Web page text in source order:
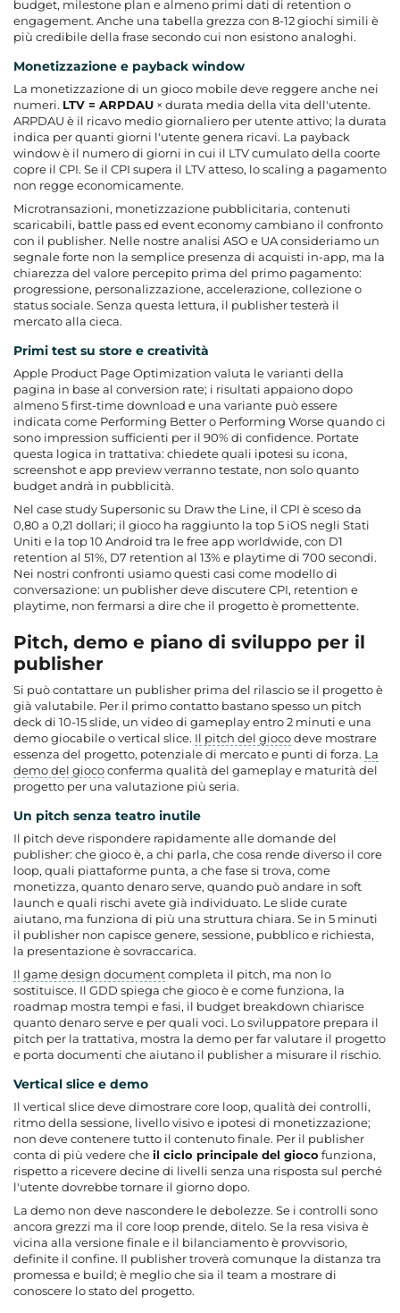
budget, milestone plan e almeno primi dati di retention o
engagement. Anche una tabella grezza con 8-12 giochi simili è
più credibile della frase secondo cui non esistono analoghi.
Monetizzazione e payback window
La monetizzazione di un gioco mobile deve reggere anche nei
numeri. LTV = ARPDAU × durata media della vita dell'utente.
ARPDAU è il ricavo medio giornaliero per utente attivo; la durata
indica per quanti giorni l'utente genera ricavi. La payback
window è il numero di giorni in cui il LTV cumulato della coorte
copre il CPI. Se il CPI supera il LTV atteso, lo scaling a pagamento
non regge economicamente.
Microtransazioni, monetizzazione pubblicitaria, contenuti
scaricabili, battle pass ed event economy cambiano il confronto
con il publisher. Nelle nostre analisi ASO e UA consideriamo un
segnale forte non la semplice presenza di acquisti in-app, ma la
chiarezza del valore percepito prima del primo pagamento:
progressione, personalizzazione, accelerazione, collezione o
status sociale. Senza questa lettura, il publisher testerà il
mercato alla cieca.
Primi test su store e creatività
Apple Product Page Optimization valuta le varianti della
pagina in base al conversion rate; i risultati appaiono dopo
almeno 5 first-time download e una variante può essere
indicata come Performing Better o Performing Worse quando ci
sono impression sufficienti per il 90% di confidence. Portate
questa logica in trattativa: chiedete quali ipotesi su icona,
screenshot e app preview verranno testate, non solo quanto
budget andrà in pubblicità.
Nel case study Supersonic su Draw the Line, il CPI è sceso da
0,80 a 0,21 dollari; il gioco ha raggiunto la top 5 iOS negli Stati
Uniti e la top 10 Android tra le free app worldwide, con D1
retention al 51%, D7 retention al 13% e playtime di 700 secondi.
Nei nostri confronti usiamo questi casi come modello di
conversazione: un publisher deve discutere CPI, retention e
playtime, non fermarsi a dire che il progetto è promettente.
Pitch, demo e piano di sviluppo per il
publisher
Si può contattare un publisher prima del rilascio se il progetto è
già valutabile. Per il primo contatto bastano spesso un pitch
deck di 10-15 slide, un video di gameplay entro 2 minuti e una
demo giocabile o vertical slice. Il pitch del giocodeve mostrare
essenza del progetto, potenziale di mercato e punti di forza. La
demo del giococonferma qualità del gameplay e maturità del
progetto per una valutazione più seria.
Un pitch senza teatro inutile
Il pitch deve rispondere rapidamente alle domande del
publisher: che gioco è, a chi parla, che cosa rende diverso il core
loop, quali piattaforme punta, a che fase si trova, come
monetizza, quanto denaro serve, quando può andare in soft
launch e quali rischi avete già individuato. Le slide curate
aiutano, ma funziona di più una struttura chiara. Se in 5 minuti
il publisher non capisce genere, sessione, pubblico e richiesta,
la presentazione è sovraccarica.
Il game design documentcompleta il pitch, ma non lo
sostituisce. Il GDD spiega che gioco è e come funziona, la
roadmap mostra tempi e fasi, il budget breakdown chiarisce
quanto denaro serve e per quali voci. Lo sviluppatore prepara il
pitch per la trattativa, mostra la demo per far valutare il progetto
e porta documenti che aiutano il publisher a misurare il rischio.
Vertical slice e demo
Il vertical slice deve dimostrare core loop, qualità dei controlli,
ritmo della sessione, livello visivo e ipotesi di monetizzazione;
non deve contenere tutto il contenuto finale. Per il publisher
conta di più vedere cheil ciclo principale del gioco funziona,
rispetto a ricevere decine di livelli senza una risposta sul perché
l'utente dovrebbe tornare il giorno dopo.
La demo non deve nascondere le debolezze. Se i controlli sono
ancora grezzi ma il core loop prende, ditelo. Se la resa visiva è
vicina alla versione finale e il bilanciamento è provvisorio,
definite il confine. Il publisher troverà comunque la distanza tra
promessa e build; è meglio che sia il team a mostrare di
conoscere lo stato del progetto.